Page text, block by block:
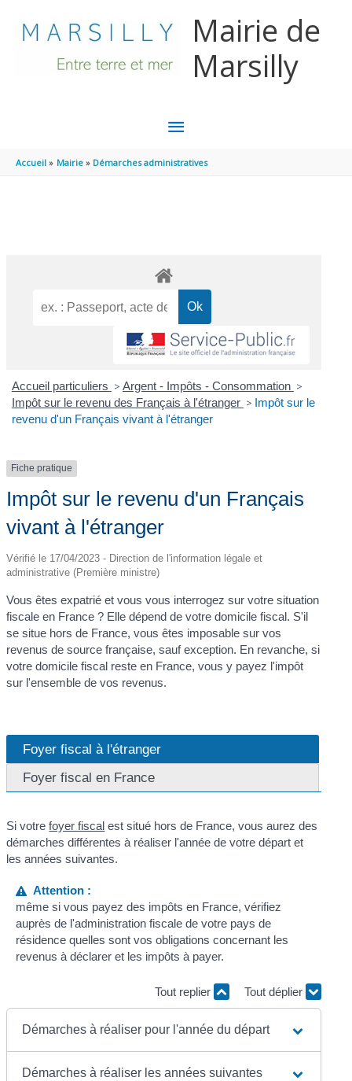
Mairie de
Marsilly
MENU
PRINCIPAL
Accueil Mairie Démarches administratives
Accueil particuliers > Argent - Impôts - Consommation >
Impôt sur le revenu des Français à l'étranger > Impôt sur le
revenu d'un Français vivant à l'étranger
Fiche pratique
Impôt sur le revenu d'un Français
vivant à l'étranger
Vérifié le 17/04/2023 - Direction de l'information légale et
administrative (Première ministre)
Vous êtes expatrié et vous vous interrogez sur votre situation
fiscale en France ? Elle dépend de votre domicile fiscal. S'il
se situe hors de France, vous êtes imposable sur vos
revenus de source française, sauf exception. En revanche, si
votre domicile fiscal reste en France, vous y payez l'impôt
sur l'ensemble de vos revenus.
Foyer fiscal à l'étranger
Foyer fiscal en France
Si votrefoyer fiscal est situé hors de France, vous aurez des
démarches différentes à réaliser l'année de votre départ et
les années suivantes.
Attention :
même si vous payez des impôts en France, vérifiez
auprès de l'administration fiscale de votre pays de
résidence quelles sont vos obligations concernant les
revenus à déclarer et les impôts à payer.
Tout replier Tout déplier
Démarches à réaliser pour l'année du départ
Démarches à réaliser les années suivantes